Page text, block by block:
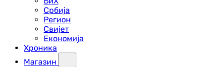
Србија
Регион
Свијет
Економија
Хроника
Магазин